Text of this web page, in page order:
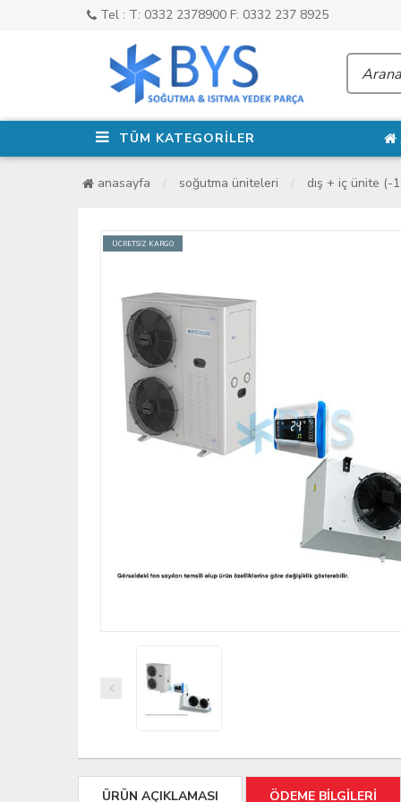
Tel : T: 0332 2378900 F: 0332 237 8925
TÜM KATEGORİLER
anasayfa soğutma üniteleri dış + i̇ç ünite (-
ÜCRETSİZ KARGO
ÜRÜN AÇIKLAMASI ÖDEME BİLGİLERİ